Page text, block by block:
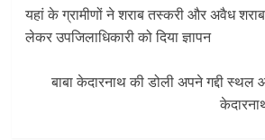
navigation
यहां के ग्रामीणों ने शराब तस्करी और अवैध
लेकर उपजिलाधिकारी को दिया ज्ञापन
बाबा केदारनाथ की डोली अपने गद्दी स्थल